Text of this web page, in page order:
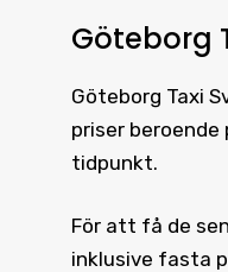
Göteborg
Göteborg Taxi
priser beroende
tidpunkt.
För att få de
inklusive fasta